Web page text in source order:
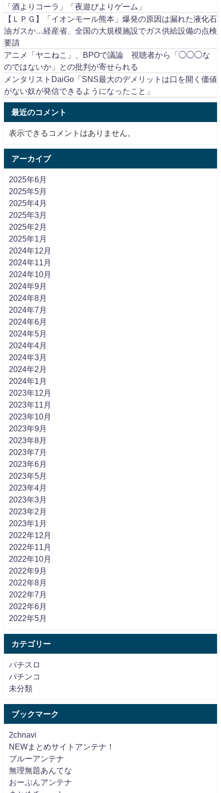
「酒よりコーラ」「夜遊びよりゲーム」
【ＬＰＧ】「イオンモール熊本」爆発の原因は漏れた液化石
油ガスか…経産省、全国の大規模施設でガス供給設備の点検
要請
アニメ「ヤニねこ」、BPOで議論 視聴者から「◯◯◯な
のではないか」との批判が寄せられる
メンタリストDaiGo「SNS最大のデメリットは口を開く価値
がない奴が発信できるようになったこと」
最近のコメント
表示できるコメントはありません。
アーカイブ
2025年6月
2025年5月
2025年4月
2025年3月
2025年2月
2025年1月
2024年12月
2024年11月
2024年10月
2024年9月
2024年8月
2024年7月
2024年6月
2024年5月
2024年4月
2024年3月
2024年2月
2024年1月
2023年12月
2023年11月
2023年10月
2023年9月
2023年8月
2023年7月
2023年6月
2023年5月
2023年4月
2023年3月
2023年2月
2023年1月
2022年12月
2022年11月
2022年10月
2022年9月
2022年8月
2022年7月
2022年6月
2022年5月
カテゴリー
パチスロ
パチンコ
未分類
ブックマーク
2chnavi
NEWまとめサイトアンテナ！
ブルーアンテナ
無理無題あんてな
おーぷんアンテナ